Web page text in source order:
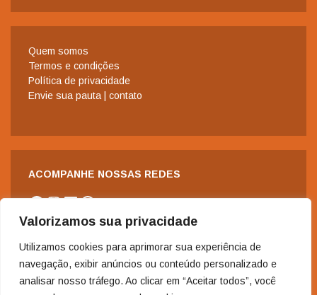
Valorizamos sua privacidade
Utilizamos cookies para aprimorar sua experiência de
navegação, exibir anúncios ou conteúdo personalizado e
analisar nosso tráfego. Ao clicar em “Aceitar todos”, você
Quem somos
Termos e condições
Política de privacidade
Envie sua pauta | contato
ACOMPANHE NOSSAS REDES
Facebook
Instagram
LinkedIn
WhatsApp